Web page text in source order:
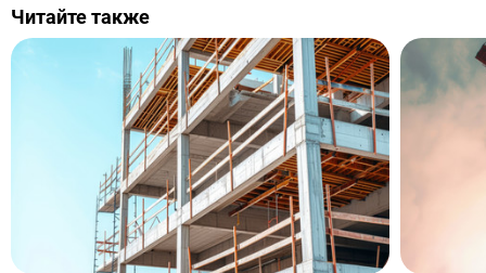
Читайте также